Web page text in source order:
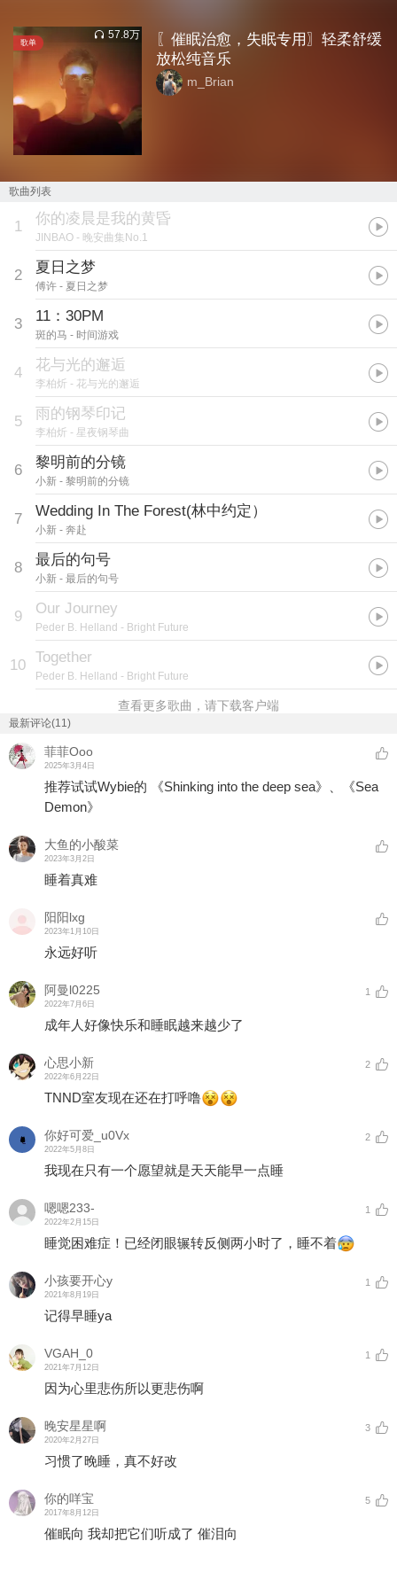
歌单
57.8万
〖催眠治愈，失眠专用〗轻柔舒缓
放松纯音乐
m_Brian
歌曲列表
1 你的凌晨是我的黄昏
JINBAO - 晚安曲集No.1
2 夏日之梦
傅许 - 夏日之梦
3 11：30PM
斑的马 - 时间游戏
4 花与光的邂逅
李柏炘 - 花与光的邂逅
5 雨的钢琴印记
李柏炘 - 星夜钢琴曲
6 黎明前的分镜
小新 - 黎明前的分镜
7 Wedding In The Forest(林中约定）
小新 - 奔赴
8 最后的句号
小新 - 最后的句号
9 Our Journey
Peder B. Helland - Bright Future
10 Together
Peder B. Helland - Bright Future
查看更多歌曲，请下载客户端
最新评论(11)
菲菲Ooo
2025年3月4日
推荐试试Wybie的 《Shinking into the deep sea》、《Sea
Demon》
大鱼的小酸菜
2023年3月2日
睡着真难
阳阳lxg
2023年1月10日
永远好听
阿曼l0225
2022年7月6日
1
成年人好像快乐和睡眠越来越少了
心思小新
2022年6月22日
2
TNND室友现在还在打呼噜
你好可爱_u0Vx
2022年5月8日
2
我现在只有一个愿望就是天天能早一点睡
嗯嗯233-
2022年2月15日
1
睡觉困难症！已经闭眼辗转反侧两小时了，睡不着
小孩要开心y
2021年8月19日
1
记得早睡ya
VGAH_0
2021年7月12日
1
因为心里悲伤所以更悲伤啊
晚安星星啊
2020年2月27日
3
习惯了晚睡，真不好改
你的咩宝
2017年8月12日
5
催眠向 我却把它们听成了 催泪向